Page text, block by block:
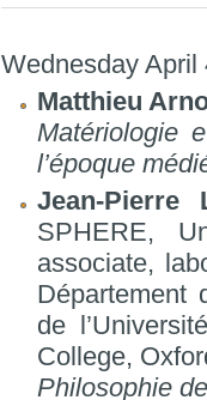
Wednesday April
Matthieu
Matériologie
l’époque
Jean-Pierre
SPHERE,
associate,
Département
de
College,
Philosophie